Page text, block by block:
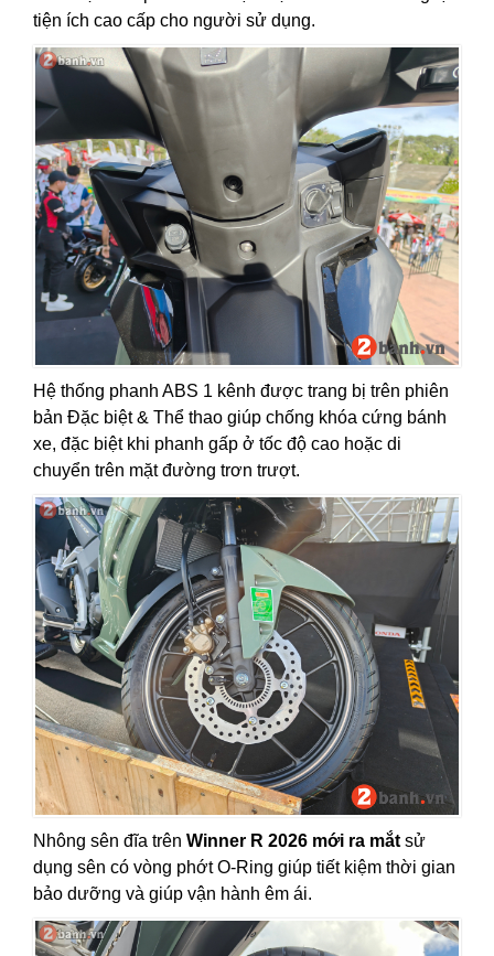
tiện ích cao cấp cho người sử dụng.
Hệ thống phanh ABS 1 kênh được trang bị trên phiên
bản Đặc biệt & Thể thao giúp chống khóa cứng bánh
xe, đặc biệt khi phanh gấp ở tốc độ cao hoặc di
chuyển trên mặt đường trơn trượt.
Nhông sên đĩa trên Winner R 2026 mới ra mắt sử
dụng sên có vòng phớt O-Ring giúp tiết kiệm thời gian
bảo dưỡng và giúp vận hành êm ái.